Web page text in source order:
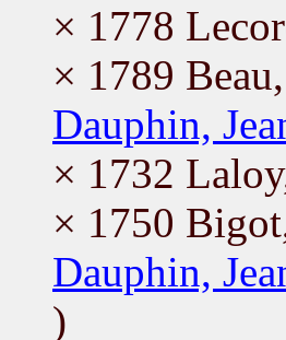
× 1778
× 1789
Dauphin,
× 1732
× 1750
Dauphin,
)